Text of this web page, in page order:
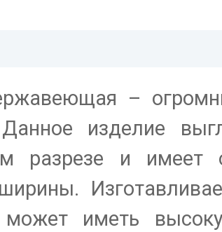
–
изделие
разрезе и имеет
иметь